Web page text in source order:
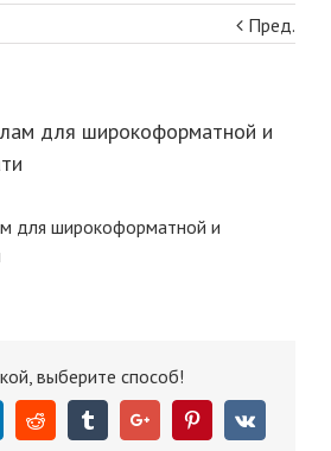
Пред.
для широкоформатной и
для широкоформатной и
выберите способ!
Reddit TumblrGoogle+ PinterestVk